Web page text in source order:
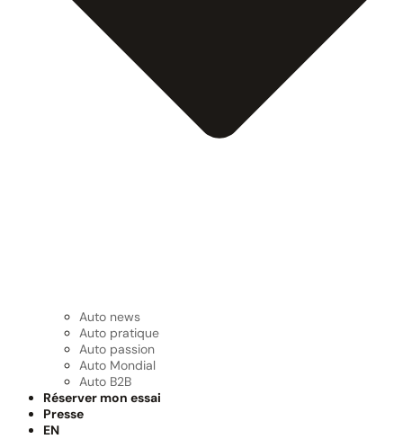
Auto news
Auto pratique
Auto passion
Auto Mondial
Auto B2B
Réserver mon essai
Presse
EN